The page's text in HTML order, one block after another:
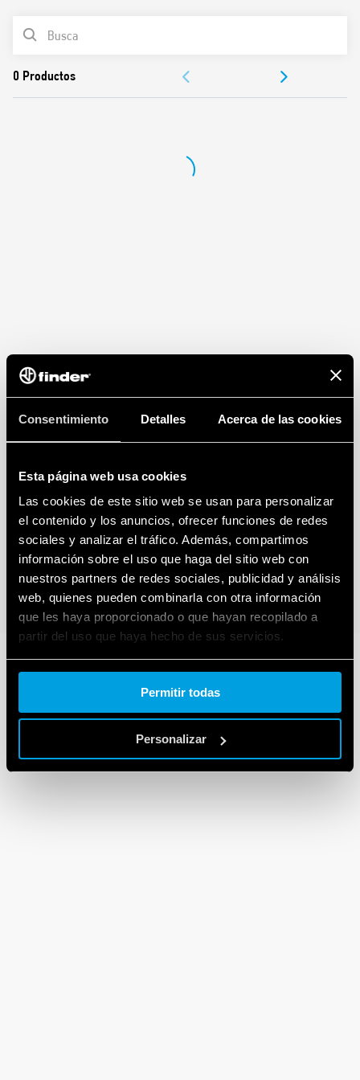
Consentimiento Detalles Acerca de las cookies
Esta página web usa cookies
Las cookies de este sitio web se usan para personalizar
el contenido y los anuncios, ofrecer funciones de redes
sociales y analizar el tráfico. Además, compartimos
información sobre el uso que haga del sitio web con
nuestros partners de redes sociales, publicidad y análisis
web, quienes pueden combinarla con otra información
que les haya proporcionado o que hayan recopilado a
partir del uso que haya hecho de sus servicios.
Cookie policy.
Permitir todas
Personalizar
Variante compatible con ATEX/HazLoc Ex nC
LISTA DE PRODUCTOS
APROBACIONES